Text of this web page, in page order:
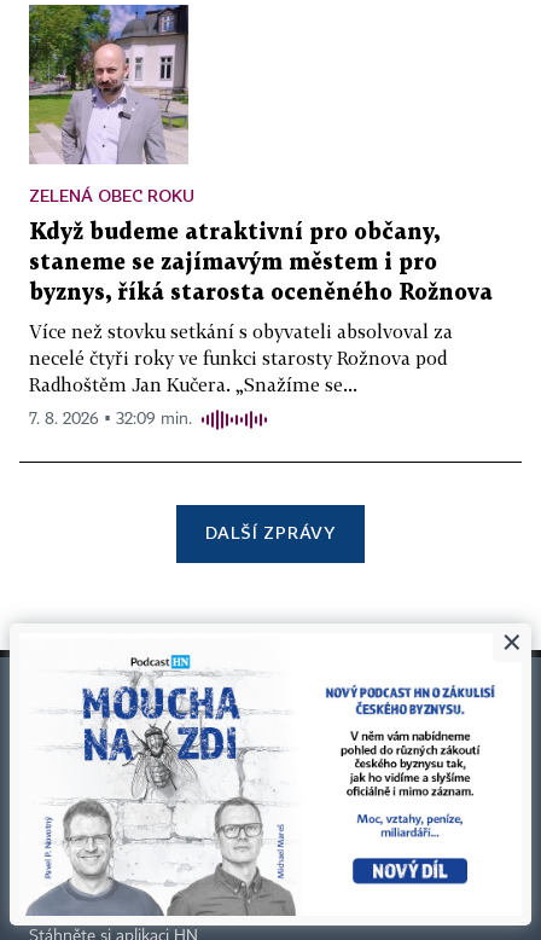
ZELENÁ OBEC ROKU
Když budeme atraktivní pro občany,
staneme se zajímavým městem i pro
byznys, říká starosta oceněného Rožnova
Více než stovku setkání s obyvateli absolvoval za
necelé čtyři roky ve funkci starosty Rožnova pod
Radhoštěm Jan Kučera. „Snažíme se...
7. 8. 2026 ▪ 32:09 min.
DALŠÍ ZPRÁVY
1996-2026 Economia, a.s.
Hospodářské noviny (print) ISSN 0862-9587
Hospodářské noviny (online) ISSN 2787-950X
Certifikováno Sledujte nás
×